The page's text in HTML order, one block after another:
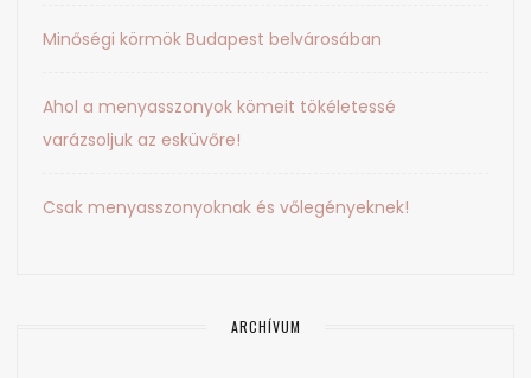
Minőségi körmök Budapest belvárosában
Ahol a menyasszonyok kömeit tökéletessé
varázsoljuk az esküvőre!
Csak menyasszonyoknak és vőlegényeknek!
ARCHÍVUM